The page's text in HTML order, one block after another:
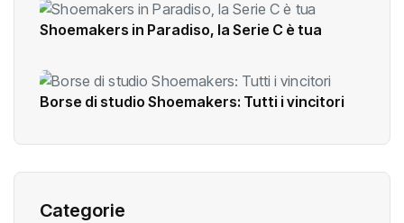
Shoemakers in Paradiso, la Serie C è tua
Borse di studio Shoemakers: Tutti i vincitori
Categorie